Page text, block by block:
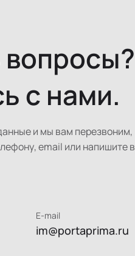
с нами.
и мы вам перезвоним,
email или напишите в
E-mail
im@portaprima.ru